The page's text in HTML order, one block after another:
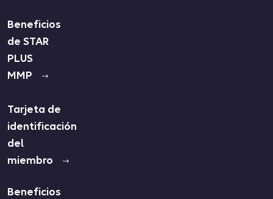
Beneficios
de STAR
PLUS
MMP
Tarjeta de
identificación
del
miembro
Beneficios